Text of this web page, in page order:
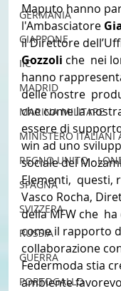
GERMANIA
GIAPPONE
IIC
MADRID
MARINA MILITARE
MINISTERO ITALIANI
REGNO UNITO -
SPAGNA
SVIZZERA
RUSSIA
GUERRA
PORTOGALLO
Maputo hanno
l'Ambasciatore
il Direttore
Gozzoli che  nei
hanno
delle nostre
che come la
essere di
win ad uno
sociale del
Elementi,  questi,
Vasco Rocha,
della MFW che
come il rapporto
collaborazione
Federmoda stia
ambiente